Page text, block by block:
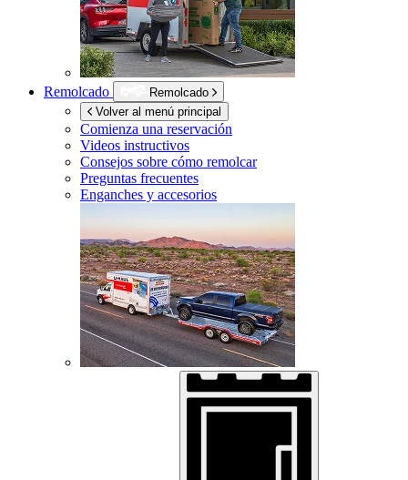
Remolcado
Remolcado
Volver al menú principal
Comienza una reservación
Videos instructivos
Consejos sobre cómo remolcar
Preguntas frecuentes
Enganches y accesorios